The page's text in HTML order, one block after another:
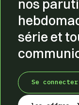
nos
série et
Se connecter